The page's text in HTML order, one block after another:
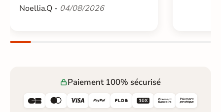
Noellia.Q - 04/08/2026
Paiement 100% sécurisé
     